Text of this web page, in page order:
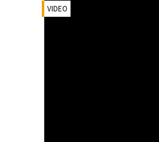
VIDEO